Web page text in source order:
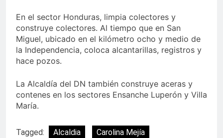
En el sector Honduras, limpia colectores y
construye colectores. Al tiempo que en San
Miguel, ubicado en el kilómetro ocho y medio de
la Independencia, coloca alcantarillas, registros y
hace pozos.
La Alcaldía del DN también construye aceras y
contenes en los sectores Ensanche Luperón y Villa
María.
Tagged: Alcaldia
Carolina Mejía